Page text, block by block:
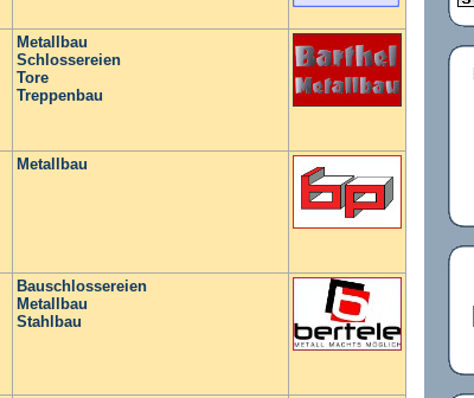
Metallbau
Schlossereien
Tore
Treppenbau
Metallbau
Bauschlossereien
Metallbau
Stahlbau